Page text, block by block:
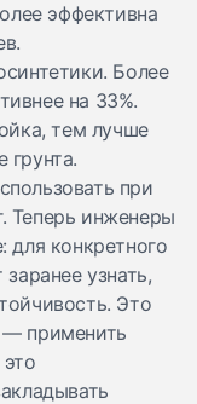
эффективна
Более
на 33%.
тем лучше
при
Теперь инженеры
для конкретного
узнать,
Это
— применить